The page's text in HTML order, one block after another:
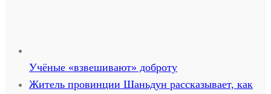
Учёные «взвешивают» доброту
Житель провинции Шаньдун рассказывает, как